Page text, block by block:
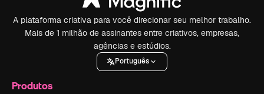
A plataforma criativa para você direcionar seu melhor trabalho.
Mais de 1 milhão de assinantes entre criativos, empresas,
agências e estúdios.
Português
Produtos